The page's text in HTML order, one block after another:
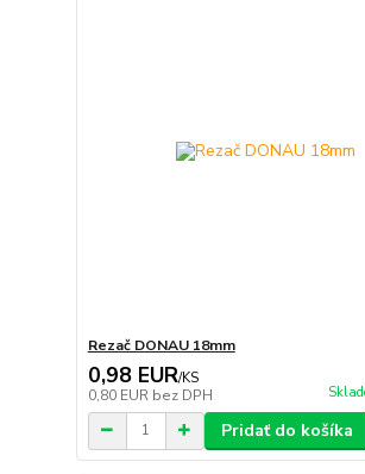
Rezač DONAU 18mm
0,98 EUR/KS
0,80 EUR bez DPH
Pridať do košíka